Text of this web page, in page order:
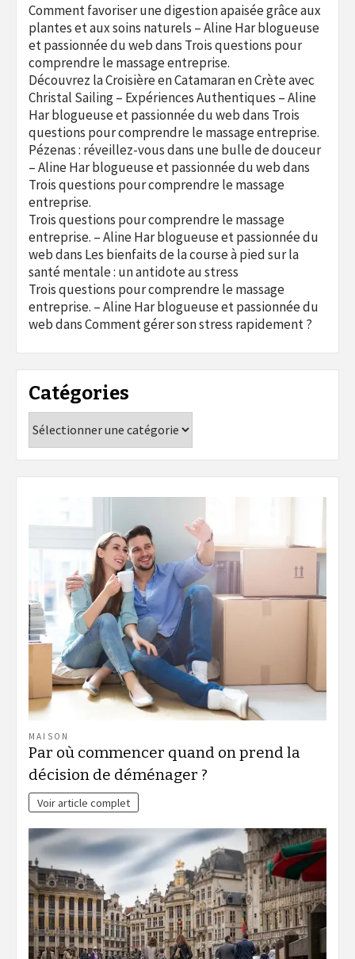
Comment favoriser une digestion apaisée grâce aux
plantes et aux soins naturels – Aline Har blogueuse
et passionnée du webdans Trois questions pour
comprendre le massage entreprise.
Découvrez la Croisière en Catamaran en Crète avec
Christal Sailing – Expériences Authentiques – Aline
Har blogueuse et passionnée du webdans Trois
questions pour comprendre le massage entreprise.
Pézenas : réveillez-vous dans une bulle de douceur
– Aline Har blogueuse et passionnée du webdans
Trois questions pour comprendre le massage
entreprise.
Trois questions pour comprendre le massage
entreprise. – Aline Har blogueuse et passionnée du
webdans Les bienfaits de la course à pied sur la
santé mentale : un antidote au stress
Trois questions pour comprendre le massage
entreprise. – Aline Har blogueuse et passionnée du
webdansComment gérer son stress rapidement ?
Catégories
MAISON
Par où commencer quand on prend la
décision de déménager ?
Voir article complet